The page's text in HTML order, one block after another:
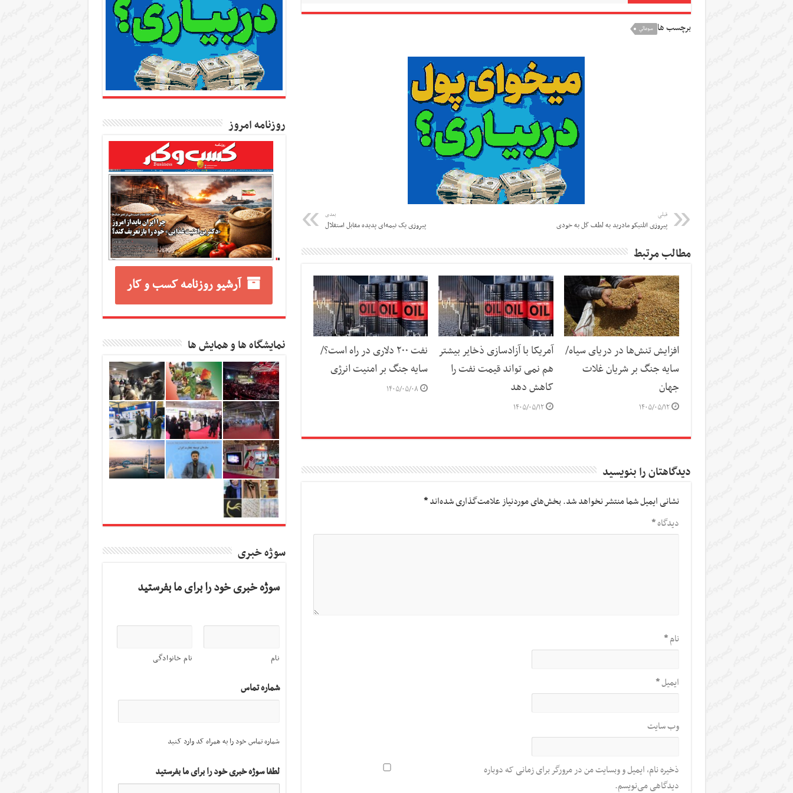
برچسب ها سومالي
قبلی
پیروزی اتلتیکو مادرید به لطف گل به خودی
بعدی
پیروزی یک نیمه‌ای پدیده مقابل استقلال
مطالب مرتبط
افزایش تنش‌ها در دریای سیاه/
سایه جنگ بر شریان غلات
جهان
۱۴۰۵/۰۵/۱۲
آمریکا با آزادسازی ذخایر بیشتر
هم نمی تواند قیمت نفت را
کاهش دهد
۱۴۰۵/۰۵/۱۲
نفت ۲۰۰ دلاری در راه است؟/
سایه جنگ بر امنیت انرژی
۱۴۰۵/۰۵/۰۸
دیدگاهتان را بنویسید
نشانی ایمیل شما منتشر نخواهد شد.بخش‌های موردنیاز علامت‌گذاری شده‌اند*
دیدگاه*
نام*
ایمیل*
وب‌ سایت
ذخیره نام، ایمیل و وبسایت من در مرورگر برای زمانی که دوباره
دیدگاهی می‌نویسم.
روزنامه امروز
آرشیو روزنامه کسب و کار
نمایشگاه ها و همایش ها
سوژه خبری
سوژه خبری خود را برای ما بفرستید
نام نام خانوادگی
شماره تماس
شماره تماس خود را به همراه کد وارد کنید
لطفا سوژه خبری خود را برای ما بفرستید